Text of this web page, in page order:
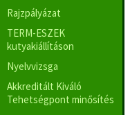
Rajzpályázat
TERM-ESZEK
kutyakiállításon
Nyelvvizsga
Akkreditált Kiváló
Tehetségpont minősítés